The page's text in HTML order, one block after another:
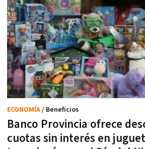
Banco Provincia ofrece
cuotas sin interés en
ECONOMÍA/ Beneficios